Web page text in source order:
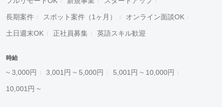
長期案件 スポット案件（1ヶ月） オンライン面談OK
土日週末OK 正社員募集 英語スキル歓迎
時給
~ 3,000円 3,001円 ~ 5,000円 5,001円 ~ 10,000円
10,001円 ~